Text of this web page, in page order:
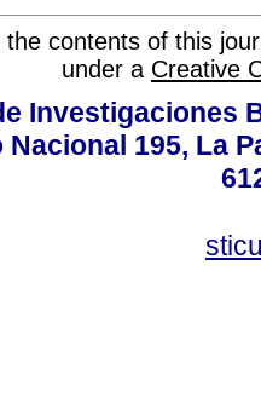
the contents of this
under a Creative
Investigaciones
195, La